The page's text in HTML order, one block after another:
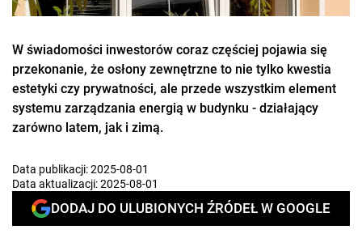
W świadomości inwestorów coraz częściej pojawia się
przekonanie, że osłony zewnętrzne to nie tylko kwestia
estetyki czy prywatności, ale przede wszystkim element
systemu zarządzania energią w budynku - działający
zarówno latem, jak i zimą.
Data publikacji:2025-08-01
Data aktualizacji:2025-08-01
DODAJ DO ULUBIONYCH ŹRÓDEŁ W GOOGLE